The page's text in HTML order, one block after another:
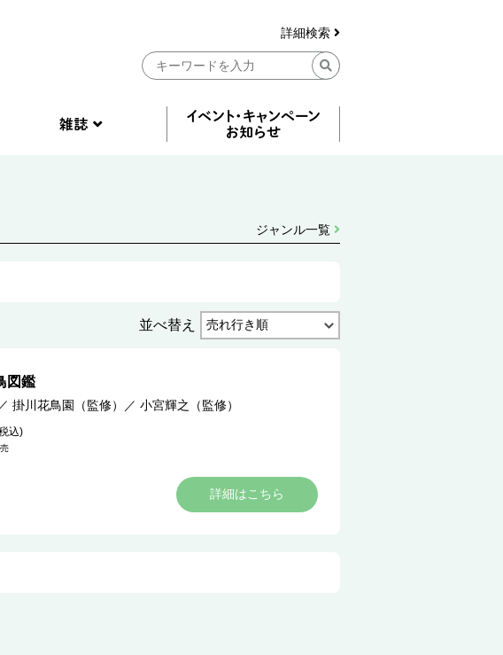
詳細検索
ジャンル一覧
並べ替え
図鑑
／ 掛川花鳥園（監修） ／ 小宮輝之（監修）
込)
詳細はこちら